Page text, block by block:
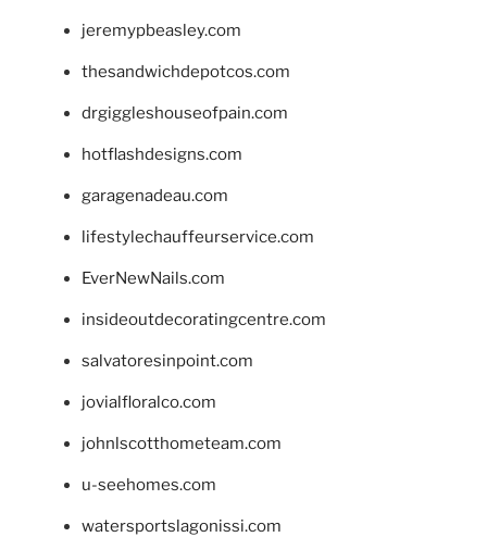
jeremypbeasley.com
thesandwichdepotcos.com
drgiggleshouseofpain.com
hotflashdesigns.com
garagenadeau.com
lifestylechauffeurservice.com
EverNewNails.com
insideoutdecoratingcentre.com
salvatoresinpoint.com
jovialfloralco.com
johnlscotthometeam.com
u-seehomes.com
watersportslagonissi.com